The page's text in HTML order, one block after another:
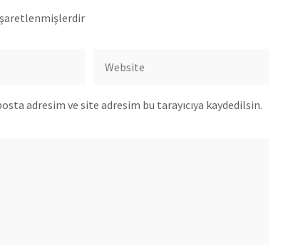
adresim ve site adresim bu tarayıcıya kaydedilsin.